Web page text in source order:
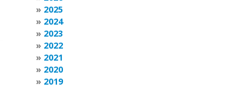
2025
2024
2023
2022
2021
2020
2019